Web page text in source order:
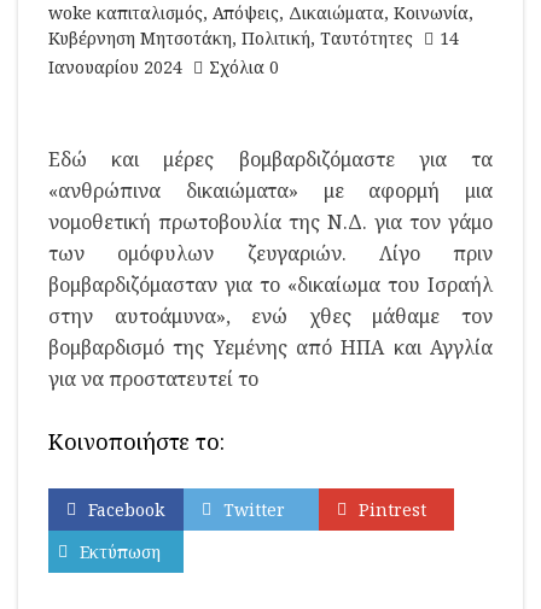
woke καπιταλισμός, Απόψεις, Δικαιώματα, Κοινωνία,
Κυβέρνηση Μητσοτάκη, Πολιτική, Ταυτότητες
14
Ιανουαρίου 2024
Σχόλια 0
Εδώ και μέρες βομβαρδιζόμαστε για τα
«ανθρώπινα δικαιώματα» με αφορμή μια
νομοθετική πρωτοβουλία της Ν.Δ. για τον γάμο
των ομόφυλων ζευγαριών. Λίγο πριν
βομβαρδιζόμασταν για το «δικαίωμα του Ισραήλ
στην αυτοάμυνα», ενώ χθες μάθαμε τον
βομβαρδισμό της Υεμένης από ΗΠΑ και Αγγλία
για να προστατευτεί το
Κοινοποιήστε το:
Facebook Twitter
Pintrest
Εκτύπωση